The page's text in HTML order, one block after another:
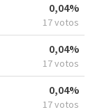
0,04%
17 votos
0,04%
17 votos
0,04%
17 votos